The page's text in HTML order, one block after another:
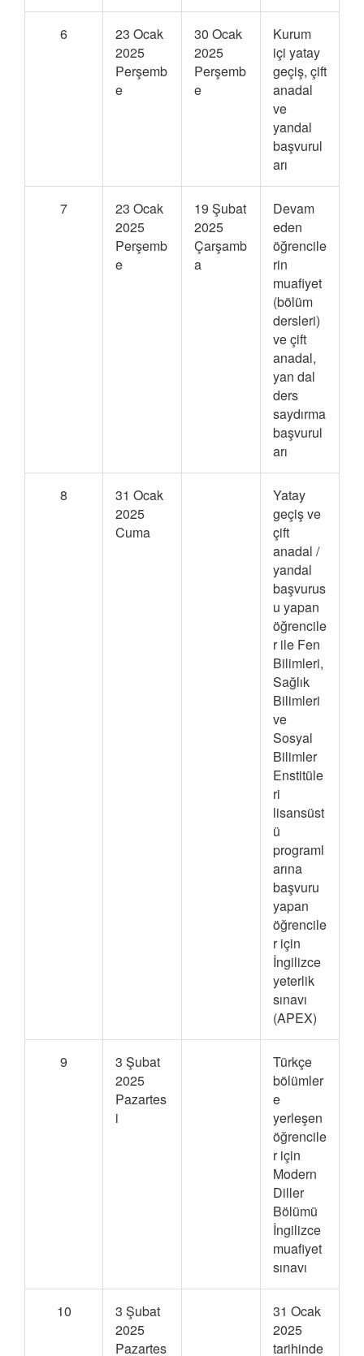
6
23 Ocak
2025
Perşemb
e
30 Ocak
2025
Perşemb
e
Kurum
içi yatay
geçiş, çift
anadal
ve
yandal
başvurul
arı
7
23 Ocak
2025
Perşemb
e
19 Şubat
2025
Çarşamb
a
Devam
eden
öğrencile
rin
muafiyet
(bölüm
dersleri)
ve çift
anadal,
yan dal
ders
saydırma
başvurul
arı
8
31 Ocak
2025
Cuma
Yatay
geçiş ve
çift
anadal /
yandal
başvurus
u yapan
öğrencile
r ile Fen
Bilimleri,
Sağlık
Bilimleri
ve
Sosyal
Bilimler
Enstitüle
ri
lisansüst
ü
programl
arına
başvuru
yapan
öğrencile
r için
İngilizce
yeterlik
sınavı
(APEX)
9
3 Şubat
2025
Pazartes
i
Türkçe
bölümler
e
yerleşen
öğrencile
r için
Modern
Diller
Bölümü
İngilizce
muafiyet
sınavı
10
3 Şubat
2025
Pazartes
31 Ocak
2025
tarihinde